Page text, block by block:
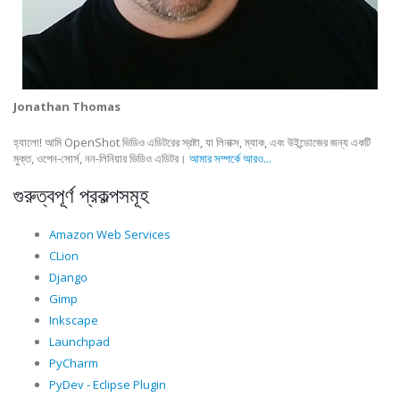
Jonathan Thomas
হ্যালো! আমি OpenShot ভিডিও এডিটরের স্রষ্টা, যা লিনাক্স, ম্যাক, এবং উইন্ডোজের জন্য একটি
মুক্ত, ওপেন-সোর্স, নন-লিনিয়ার ভিডিও এডিটর। আমার সম্পর্কে আরও...
গুরুত্বপূর্ণ প্রকল্পসমূহ
Amazon Web Services
CLion
Django
Gimp
Inkscape
Launchpad
PyCharm
PyDev - Eclipse Plugin